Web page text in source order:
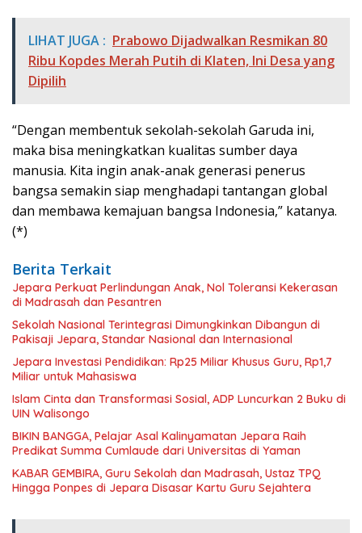
LIHAT JUGA : Prabowo Dijadwalkan Resmikan 80
Ribu Kopdes Merah Putih di Klaten, Ini Desa yang
Dipilih
“Dengan membentuk sekolah-sekolah Garuda ini,
maka bisa meningkatkan kualitas sumber daya
manusia. Kita ingin anak-anak generasi penerus
bangsa semakin siap menghadapi tantangan global
dan membawa kemajuan bangsa Indonesia,” katanya.
(*)
Berita Terkait
Jepara Perkuat Perlindungan Anak, Nol Toleransi Kekerasan
di Madrasah dan Pesantren
Sekolah Nasional Terintegrasi Dimungkinkan Dibangun di
Pakisaji Jepara, Standar Nasional dan Internasional
Jepara Investasi Pendidikan: Rp25 Miliar Khusus Guru, Rp1,7
Miliar untuk Mahasiswa
Islam Cinta dan Transformasi Sosial, ADP Luncurkan 2 Buku di
UIN Walisongo
BIKIN BANGGA, Pelajar Asal Kalinyamatan Jepara Raih
Predikat Summa Cumlaude dari Universitas di Yaman
KABAR GEMBIRA, Guru Sekolah dan Madrasah, Ustaz TPQ
Hingga Ponpes di Jepara Disasar Kartu Guru Sejahtera